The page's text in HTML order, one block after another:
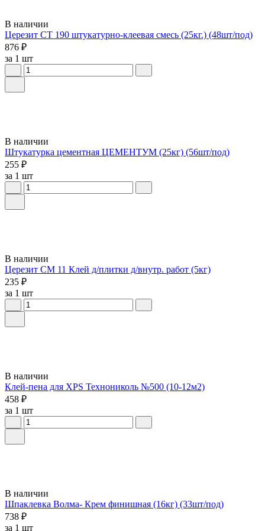
В наличии
Церезит СТ 190 штукатурно-клеевая смесь (25кг.) (48шт/под)
876 ₽
за 1 шт
В наличии
Штукатурка цементная ЦЕМЕНТУМ (25кг) (56шт/под)
255 ₽
за 1 шт
В наличии
Церезит СМ 11 Клей д/плитки д/внутр. работ (5кг)
235 ₽
за 1 шт
В наличии
Клей-пена для XPS Технониколь №500 (10-12м2)
458 ₽
за 1 шт
В наличии
Шпаклевка Волма- Крем финишная (16кг) (33шт/под)
738 ₽
за 1 шт